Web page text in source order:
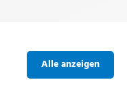
Alle anzeigen